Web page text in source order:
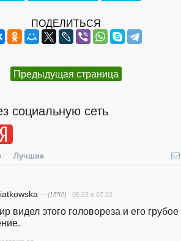
ПОДЕЛИТЬСЯ
Предыдущая страница
социальную сеть
Лучшие
— (1552) 05.03 в 07:22
видел этого головореза и его грубое